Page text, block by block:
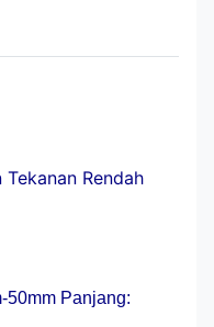
Rendah
50mm Panjang: